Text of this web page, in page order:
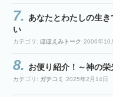
あなたとわたしの生
い
カテゴリ: ほほえみトーク 2006年10
お便り紹介！～神の
カテゴリ: ガチコミ 2025年2月14日